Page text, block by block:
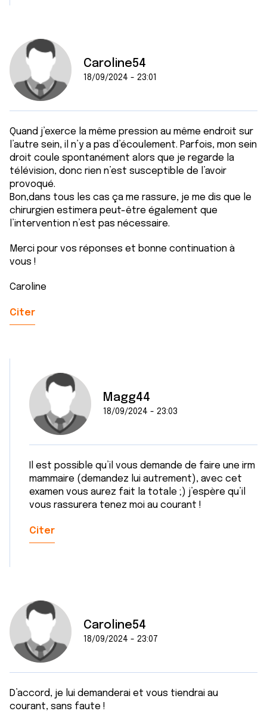
services.
Caroline54
18/09/2024 - 23:01
Quand j’exerce la même pression au même endroit sur
l’autre sein, il n’y a pas d’écoulement. Parfois, mon sein
droit coule spontanément alors que je regarde la
télévision, donc rien n’est susceptible de l’avoir
provoqué.
Bon,dans tous les cas ça me rassure, je me dis que le
chirurgien estimera peut-être également que
l’intervention n’est pas nécessaire.
Merci pour vos réponses et bonne continuation à
vous !
Caroline
Citer
Magg44
18/09/2024 - 23:03
Il est possible qu’il vous demande de faire une irm
mammaire (demandez lui autrement), avec cet
examen vous aurez fait la totale ;) j’espère qu’il
vous rassurera tenez moi au courant !
Citer
Caroline54
18/09/2024 - 23:07
D’accord, je lui demanderai et vous tiendrai au
courant, sans faute !